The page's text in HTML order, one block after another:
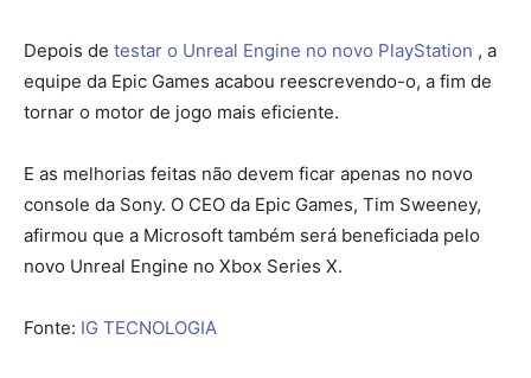
Depois de testar o Unreal Engine no novo PlayStation , a
equipe da Epic Games acabou reescrevendo-o, a fim de
tornar o motor de jogo mais eficiente.
E as melhorias feitas não devem ficar apenas no novo
console da Sony. O CEO da Epic Games, Tim Sweeney,
afirmou que a Microsoft também será beneficiada pelo
novo Unreal Engine no Xbox Series X.
Fonte: IG TECNOLOGIA